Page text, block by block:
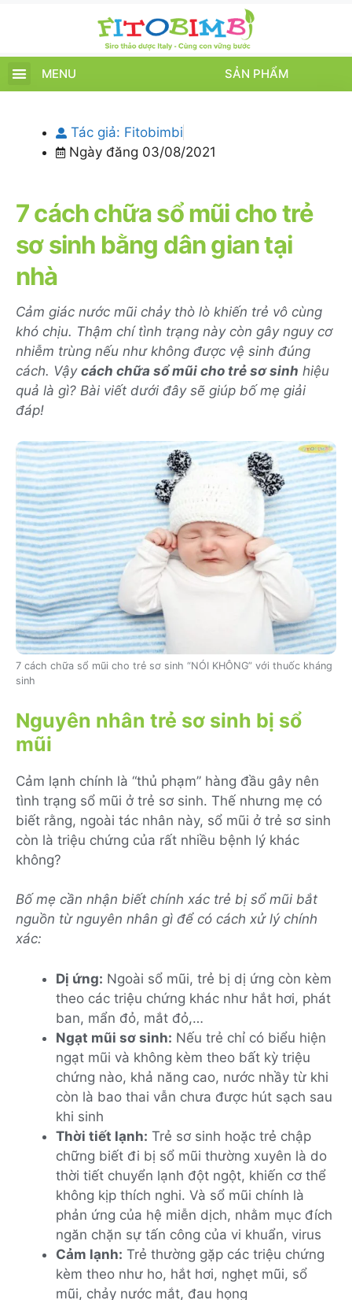
MENU SẢN PHẨM
Tác giả: Fitobimbi
Ngày đăng 03/08/2021
7 cách chữa sổ mũi cho trẻ
sơ sinh bằng dân gian tại
nhà
Cảm giác nước mũi chảy thò lò khiến trẻ vô cùng
khó chịu. Thậm chí tình trạng này còn gây nguy cơ
nhiễm trùng nếu như không được vệ sinh đúng
cách. Vậy cách chữa sổ mũi cho trẻ sơ sinh hiệu
quả là gì? Bài viết dưới đây sẽ giúp bố mẹ giải
đáp!
7 cách chữa sổ mũi cho trẻ sơ sinh “NÓI KHÔNG” với thuốc kháng
sinh
Nguyên nhân trẻ sơ sinh bị sổ
mũi
Cảm lạnh chính là “thủ phạm” hàng đầu gây nên
tình trạng sổ mũi ở trẻ sơ sinh. Thế nhưng mẹ có
biết rằng, ngoài tác nhân này, sổ mũi ở trẻ sơ sinh
còn là triệu chứng của rất nhiều bệnh lý khác
không?
Bố mẹ cần nhận biết chính xác trẻ bị sổ mũi bắt
nguồn từ nguyên nhân gì để có cách xử lý chính
xác:
Dị ứng: Ngoài sổ mũi, trẻ bị dị ứng còn kèm
theo các triệu chứng khác như hắt hơi, phát
ban, mẩn đỏ, mắt đỏ,…
Ngạt mũi sơ sinh: Nếu trẻ chỉ có biểu hiện
ngạt mũi và không kèm theo bất kỳ triệu
chứng nào, khả năng cao, nước nhầy từ khi
còn là bao thai vẫn chưa được hút sạch sau
khi sinh
Thời tiết lạnh: Trẻ sơ sinh hoặc trẻ chập
chững biết đi bị sổ mũi thường xuyên là do
thời tiết chuyển lạnh đột ngột, khiến cơ thể
không kịp thích nghi. Và sổ mũi chính là
phản ứng của hệ miễn dịch, nhằm mục đích
ngăn chặn sự tấn công của vi khuẩn, virus
Cảm lạnh: Trẻ thường gặp các triệu chứng
kèm theo như ho, hắt hơi, nghẹt mũi, sổ
mũi, chảy nước mắt, đau họng